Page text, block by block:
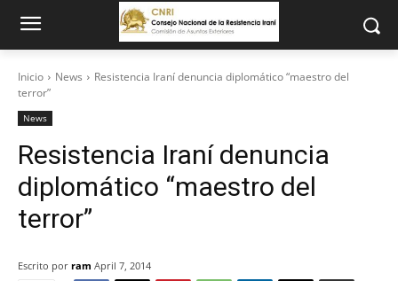
Inicio News
Resistencia Iraní denuncia diplomático “maestro del
terror”
News
Resistencia Iraní denuncia
diplomático “maestro del
terror”
Escrito por ram April 7, 2014